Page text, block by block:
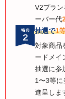
V2プラ
ーバー代
抽選で1
対象商品
ードメイ
抽選に参
1〜3等
進呈しま